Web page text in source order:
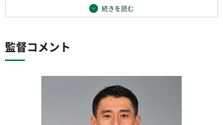
続きを読む
監督コメント